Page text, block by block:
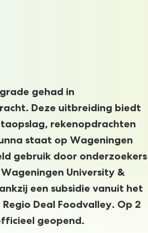
gehad in
Deze uitbreiding biedt
rekenopdrachten
staat op Wageningen
gebruik door onderzoekers
University &
een subsidie vanuit het
Deal Foodvalley. Op 2
geopend.